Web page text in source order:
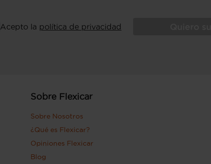
Acepto la política de privacidad
Sobre Flexicar
Sobre Nosotros
¿Qué es Flexicar?
Opiniones Flexicar
Blog